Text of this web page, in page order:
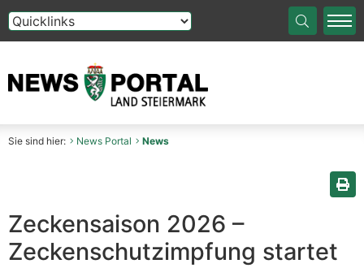
Die Auswahl einer Option im Select-Element führt auf
Sie sind hier: News Portal News
Zeckensaison 2026 –
Zeckenschutzimpfung startet